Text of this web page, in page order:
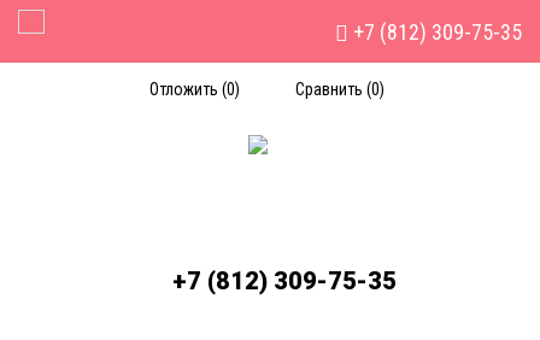
Отложить (0) Сравнить (0)
+7 (812) 309-75-35
+7 (812) 309-75-35
Toggle Navigation